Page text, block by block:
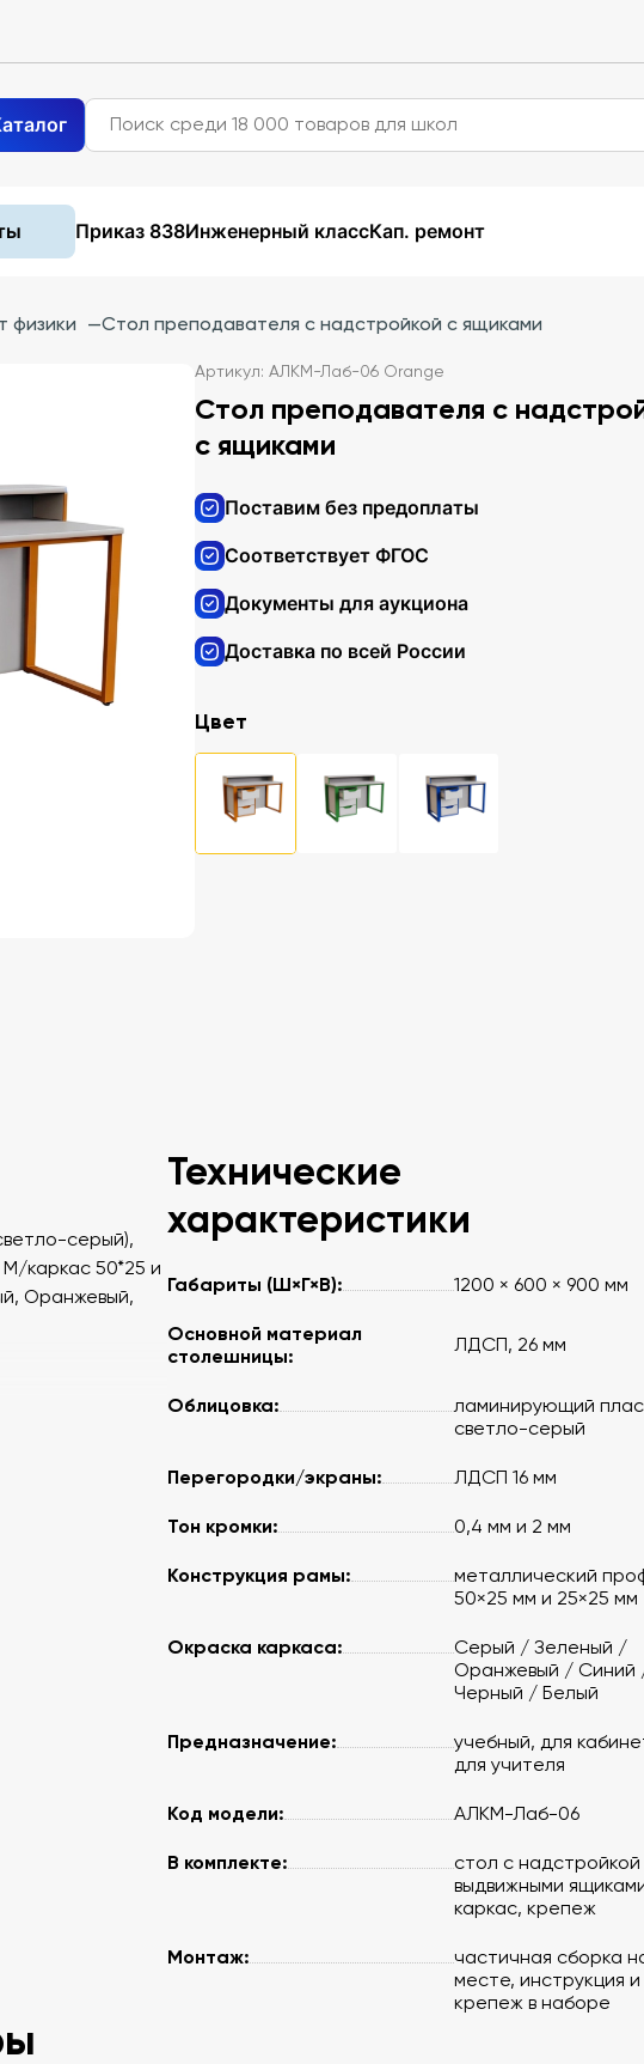
Приказ 838Инженерный классКап. ремонт
физики —Стол преподавателя с надстройкой с ящиками
Артикул: АЛКМ-Лаб-06 Orange
Стол преподавателя с
с ящиками
Поставим без предоплаты
Соответствует ФГОС
Документы для аукциона
Доставка по всей России
Цвет
серый),
каркас 50*25 и
Оранжевый,
Технические
характеристики
Габариты (Ш×Г×В): 1200 × 600 × 900 мм
Основной материал
столешницы:
ЛДСП, 26 мм
Облицовка:
ламинирующий
светло-серый
Перегородки/экраны: ЛДСП 16 мм
Тон кромки: 0,4 мм и 2 мм
Конструкция рамы:
металлический
50×25 мм и 25×25 мм
Окраска каркаса:
Серый / Зеленый /
Оранжевый / Синий
Черный / Белый
Предназначение:
учебный, для
для учителя
Код модели: АЛКМ-Лаб-06
В комплекте:
стол с надстройкой
выдвижными
каркас, крепеж
Монтаж:
частичная сборка
месте, инструкция и
крепеж в наборе